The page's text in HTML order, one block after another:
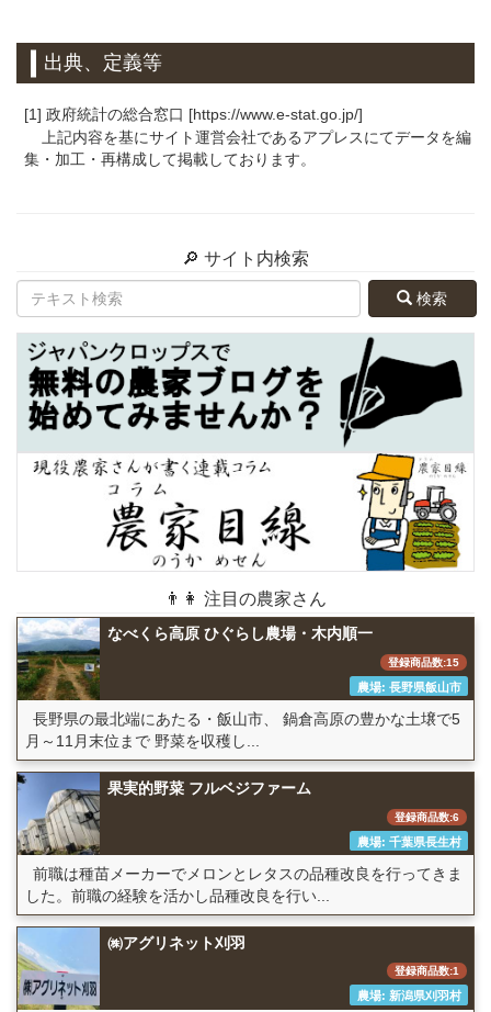
出典、定義等
[1] 政府統計の総合窓口 [https://www.e-stat.go.jp/]
上記内容を基にサイト運営会社であるアプレスにてデータを編
集・加工・再構成して掲載しております。
🔎 サイト内検索
検索
👨👩 注目の農家さん
なべくら高原 ひぐらし農場・木内順一
登録商品数:15
農場: 長野県飯山市
長野県の最北端にあたる・飯山市、 鍋倉高原の豊かな土壌で5
月～11月末位まで 野菜を収穫し...
果実的野菜 フルベジファーム
登録商品数:6
農場: 千葉県長生村
前職は種苗メーカーでメロンとレタスの品種改良を行ってきま
した。前職の経験を活かし品種改良を行い...
㈱アグリネット刈羽
登録商品数:1
農場: 新潟県刈羽村